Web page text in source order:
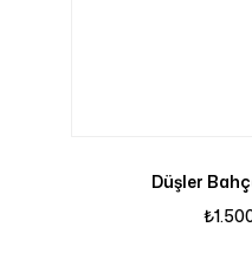
Düşler
₺